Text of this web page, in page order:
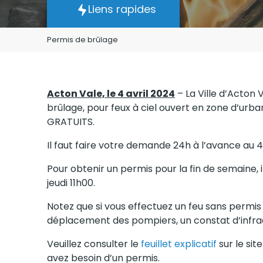
Liens rapides
Permis de brûlage
Acton Vale, le 4 avril 2024 – La Ville
brûlage, pour feux à ciel ouvert en zone
GRATUITS.
Il faut faire votre demande 24h à l’avance au
Pour obtenir un permis pour la fin de
jeudi 11h00.
Notez que si vous effectuez un feu sans
déplacement des pompiers, un constat
Veuillez consulter le feuillet explicatif sur le
avez besoin d’un permis.